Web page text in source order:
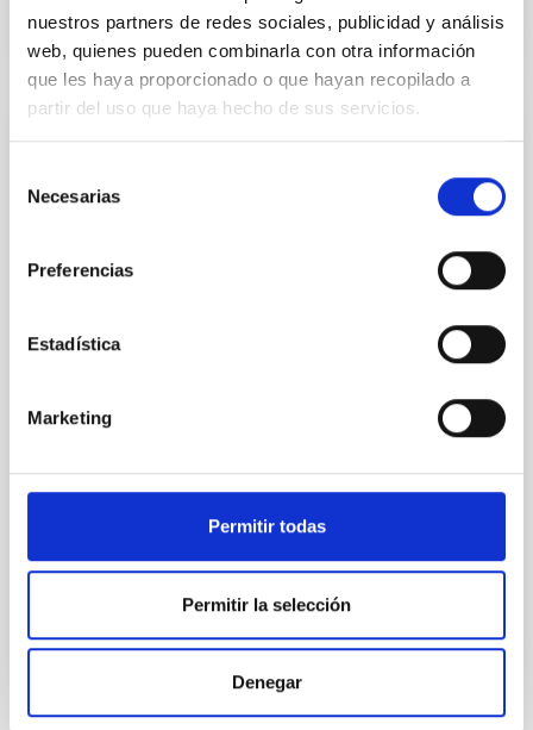
nuestros partners de redes sociales, publicidad y análisis
web, quienes pueden combinarla con otra información
que les haya proporcionado o que hayan recopilado a
partir del uso que haya hecho de sus servicios.
Necesarias
Preferencias
Estadística
Marketing
Permitir todas
Permitir la selección
Denegar
NÚMERO DE CITAS
SIN ÁRBITRO
The impact of Active Galactic Nuclei on
Habitable Worlds
(SMBH) activity on habitability has garnered
(AGN) winds, particularly ultrafast outflows (UFOs),
on planetary atmospheres remain largely
investigating the relationship between SMBH mass
at the
Waas, Jourdan et al.
NÚMERO DE CITAS 0